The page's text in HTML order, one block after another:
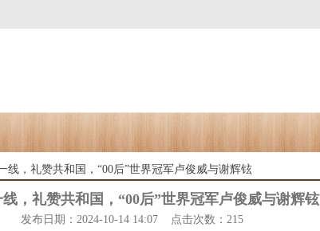
线，礼赞共和国，“00后”世界冠军卢俊威与谢辉铉
，礼赞共和国，“00后”世界冠军卢俊威与谢辉铉
发布日期：2024-10-14 14:07 点击次数：215